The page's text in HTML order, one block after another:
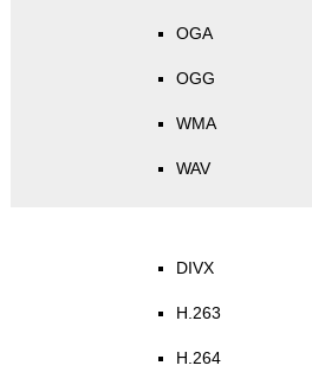
OGA
OGG
WMA
WAV
DIVX
H.263
H.264